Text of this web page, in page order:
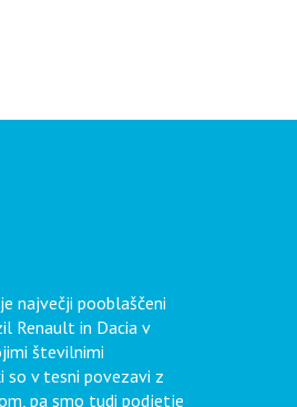
največji pooblaščeni
Renault in Dacia v
številnimi
so v tesni povezavi z
pa smo tudi podjetje